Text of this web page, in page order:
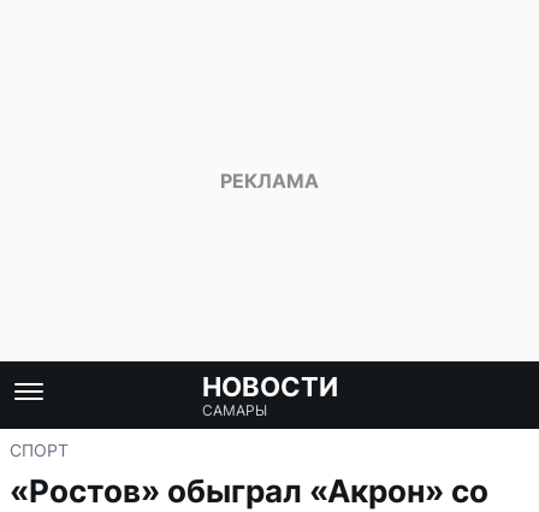
НОВОСТИ
САМАРЫ
СПОРТ
«Ростов» обыграл «Акрон» со